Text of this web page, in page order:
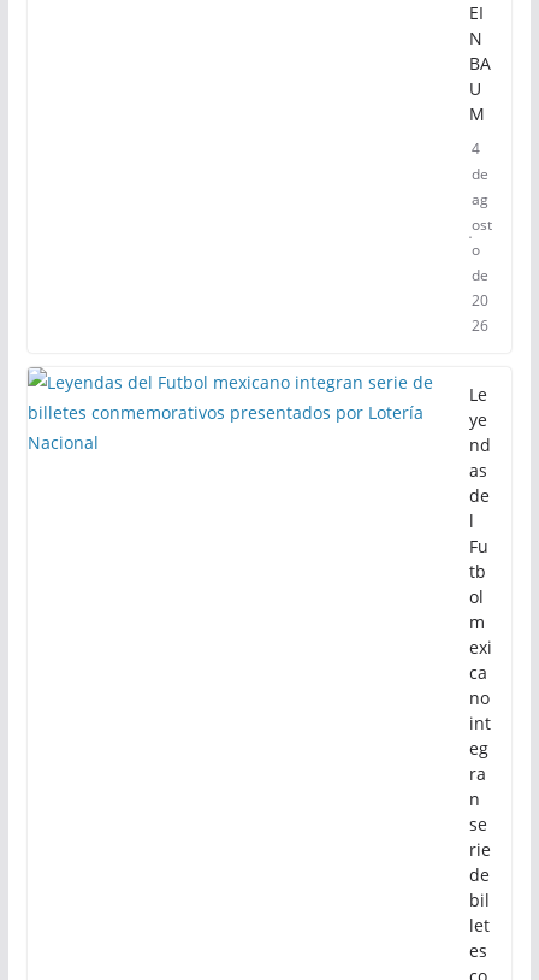
EI
N
BA
U
M
4
de
ag
ost
o
de
20
26
Le
ye
nd
as
de
l
Fu
tb
ol
m
exi
ca
no
int
eg
ra
n
se
rie
de
bil
let
es